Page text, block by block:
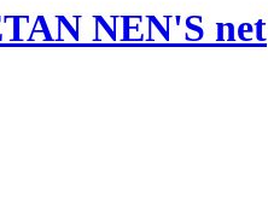
NEN'S net